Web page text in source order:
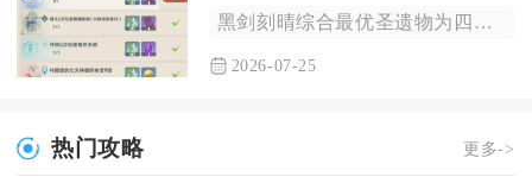
黑剑刻晴综合最优圣遗物为四件如雷的盛怒，其次可选二如雷搭配二...
2026-07-25
热门攻略 更多->